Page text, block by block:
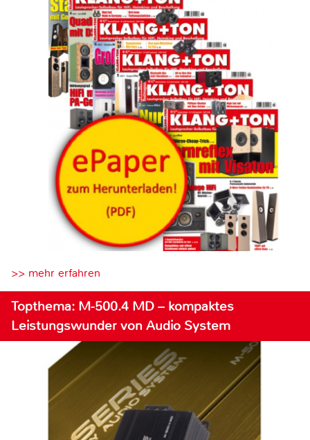
>> mehr erfahren
Topthema: M-500.4 MD – kompaktes
Leistungswunder von Audio System